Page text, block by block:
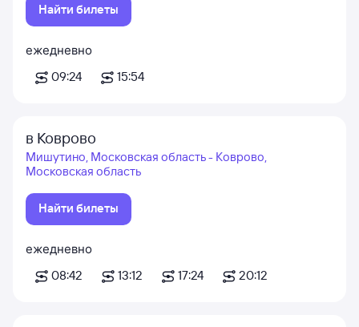
Найти билеты
ежедневно
09:24
15:54
в Коврово
Мишутино, Московская область - Коврово,
Московская область
Найти билеты
ежедневно
08:42
13:12 17:24 20:12